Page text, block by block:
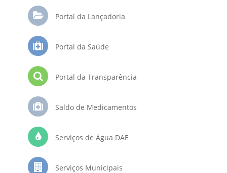
Portal da Lançadoria
Portal da Saúde
Portal da Transparência
Saldo de Medicamentos
Serviços de Água DAE
Serviços Municipais